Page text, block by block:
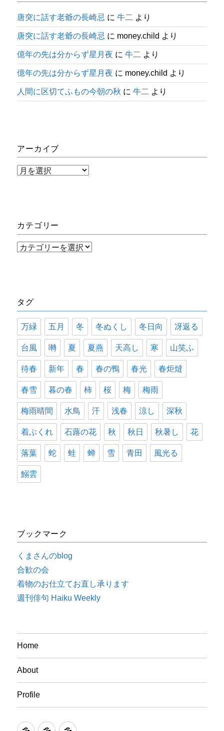
唐突に話す老爺の長崎忌 に牛二 より
唐突に話す老爺の長崎忌 に money.child より
億年の先は分からず星月夜 に牛二 より
億年の先は分からず星月夜 に money.child より
人間に区切てふもの今朝の秋 に牛二 より
アーカイブ
ア
ブ
カテゴリー
カ
ー
タグ
万緑 五月 冬 冬ぬくし 冬日向 冴返る
台風 囀 夏 夏燕 天高し 寒 山笑ふ
待春 新年 春 春の鴨 春光 春炬燵
春雪 暮の春 柿 桜 梅 梅雨
梅雨晴間 水鳥 汗 浅春 涼し 深秋
着ぶくれ 石蕗の花 秋 秋日 秋暑し 花
落葉 蛇 蛙 蝉 雪 青田 風光る
鰯雲
ブックマーク
くまさんのblog
合歓の会
着物のお仕立てお直し承ります
週刊俳句 Haiku Weekly
Home
About
Profile
HomeAboutProfile